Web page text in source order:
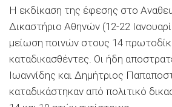
Η εκδίκαση της έφεσης στο
Δικαστήριο Αθηνών (12-22
μείωση ποινών στους 14
καταδικασθέντες. Οι ήδη
Ιωαννίδης και Δημήτριος
καταδικάστηκαν από πολιτικό